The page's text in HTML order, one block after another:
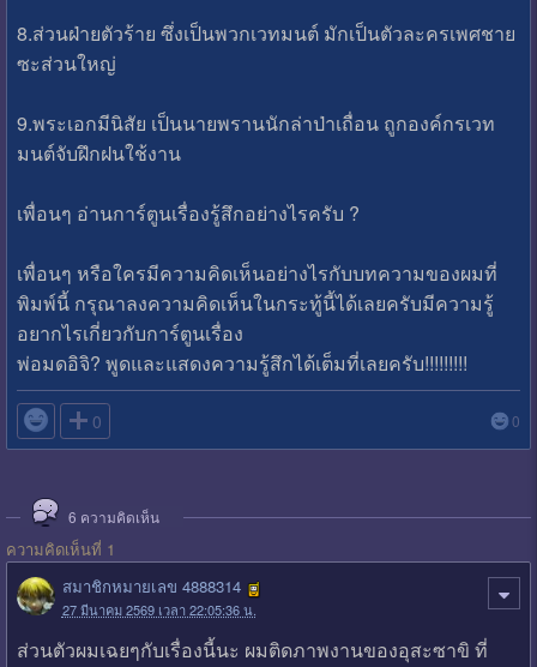
8.ส่วนฝ่ายตัวร้าย ซึ่งเป็นพวกเวทมนต์ มักเป็นตัวละครเพศชาย
ซะส่วนใหญ่
9.พระเอกมีนิสัย เป็นนายพรานนักล่าป่าเถื่อน ถูกองค์กรเวท
มนต์จับฝึกฝนใช้งาน
เพื่อนๆ อ่านการ์ตูนเรื่องรู้สึกอย่างไรครับ ?
เพื่อนๆ หรือใครมีความคิดเห็นอย่างไรกับบทความของผมที่
พิมพ์นี้ กรุณาลงความคิดเห็นในกระทู้นี้ได้เลยครับมีความรู้
อยากไรเกี่ยวกับการ์ตูนเรื่อง
พ่อมดอิจิ? พูดและแสดงความรู้สึกได้เต็มที่เลยครับ!!!!!!!!!
 0 0
6 ความคิดเห็น
ความคิดเห็นที่ 1
สมาชิกหมายเลข 4888314
27 มีนาคม 2569 เวลา 22:05:36 น.
ส่วนตัวผมเฉยๆกับเรื่องนี้นะ ผมติดภาพงานของอุสะซาขิ ที่